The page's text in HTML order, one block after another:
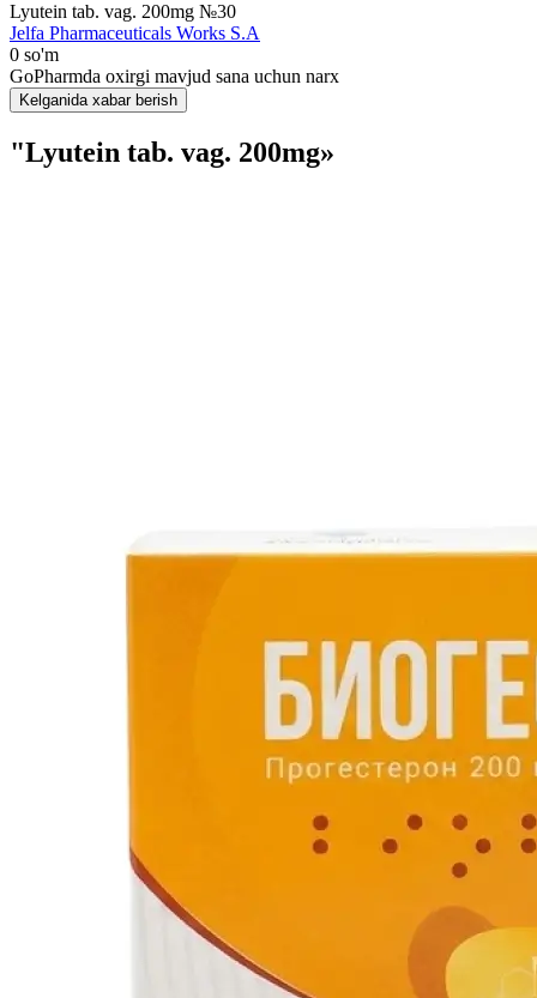
Lyutein tab. vag. 200mg №30
Jelfa Pharmaceuticals Works S.A
0 so'm
GoPharmda oxirgi mavjud sana uchun narx
Kelganida xabar berish
"Lyutein tab. vag. 200mg»